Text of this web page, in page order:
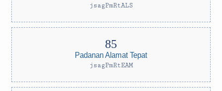
jsagPmRtALS
Padanan Alamat Tepat
jsagPmRtEAM